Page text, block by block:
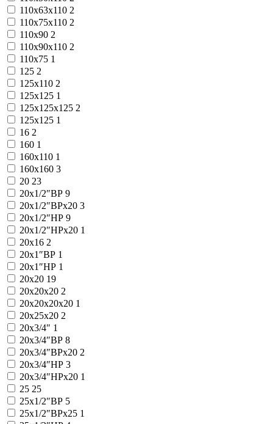
110x63x110 2
110x75x110 2
110x90 2
110x90x110 2
110х75 1
125 2
125x110 2
125x125 1
125x125x125 2
125х125 1
16 2
160 1
160x110 1
160x160 3
20 23
20x1/2″ВР 9
20x1/2″ВРx20 3
20x1/2″НР 9
20x1/2″НРx20 1
20x16 2
20x1″ВР 1
20x1″НР 1
20x20 19
20x20x20 2
20x20x20x20 1
20x25x20 2
20x3/4″ 1
20x3/4″ВР 8
20x3/4″ВРx20 2
20x3/4″НР 3
20x3/4″НРx20 1
25 25
25x1/2″ВР 5
25x1/2″ВРx25 1